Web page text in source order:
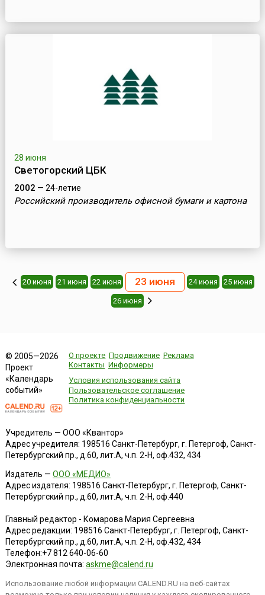
28 июня
Светогорский ЦБК
2002 — 24-летие
Российский производитель офисной бумаги и картона
20 июня 21 июня 22 июня 23 июня 24 июня 25 июня
26 июня
© 2005—2026
Проект
«Календарь
событий»
О проекте Продвижение Реклама
Контакты Информеры
Условия использования сайта
Пользовательское соглашение
Политика конфиденциальности
Учредитель — ООО «Квантор»
Адрес учредителя: 198516 Санкт-Петербург, г. Петергоф, Санкт-
Петербургский пр., д.60, лит.А, ч.п. 2-Н, оф.432, 434
Издатель — ООО «МЕДИО»
Адрес издателя: 198516 Санкт-Петербург, г. Петергоф, Санкт-
Петербургский пр., д.60, лит.А, ч.п. 2-Н, оф.440
Главный редактор - Комарова Мария Сергеевна
Адрес редакции: 198516 Санкт-Петербург, г. Петергоф, Санкт-
Петербургский пр., д.60, лит.А, ч.п. 2-Н, оф.432, 434
Телефон:+7 812 640-06-60
Электронная почта: askme@calend.ru
Использование любой информации CALEND.RU на веб-сайтах